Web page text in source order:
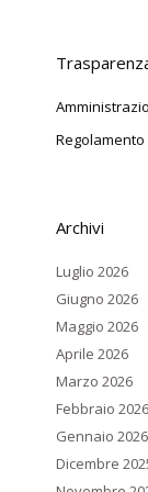
Archivi
Luglio 2026
Giugno 2026
Maggio 2026
Aprile 2026
Marzo 2026
Febbraio 2026
Gennaio 2026
Dicembre